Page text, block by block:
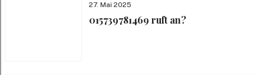
27. Mai 2025
015739781469 ruft an?